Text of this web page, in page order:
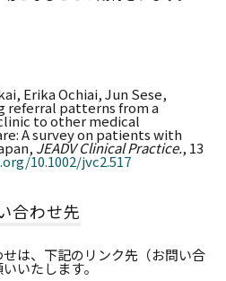
Erika Ochiai, Jun Sese,
referral patterns from a
to other medical
A survey on patients with
JEADV Clinical Practice., 13
10.1002/jvc2.517
合わせ先
は、下記のリンク先（お問い合
いたします。